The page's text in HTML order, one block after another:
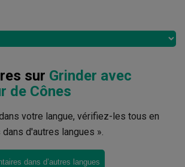
sur Grinder avec
de Cônes
votre langue, vérifiez-les tous en
d'autres langues ».
dans d’autres langues